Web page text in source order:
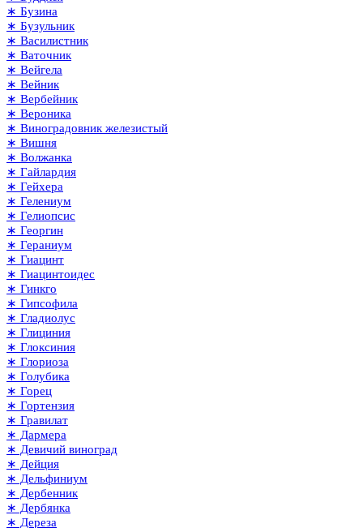
∗ Бузина
∗ Бузульник
∗ Василистник
∗ Ваточник
∗ Вейгела
∗ Вейник
∗ Вербейник
∗ Вероника
∗ Виноградовник железистый
∗ Вишня
∗ Волжанка
∗ Гайлардия
∗ Гейхера
∗ Гелениум
∗ Гелиопсис
∗ Георгин
∗ Гераниум
∗ Гиацинт
∗ Гиацинтоидес
∗ Гинкго
∗ Гипсофила
∗ Гладиолус
∗ Глициния
∗ Глоксиния
∗ Глориоза
∗ Голубика
∗ Горец
∗ Гортензия
∗ Гравилат
∗ Дармера
∗ Девичий виноград
∗ Дейция
∗ Дельфиниум
∗ Дербенник
∗ Дербянка
∗ Дереза